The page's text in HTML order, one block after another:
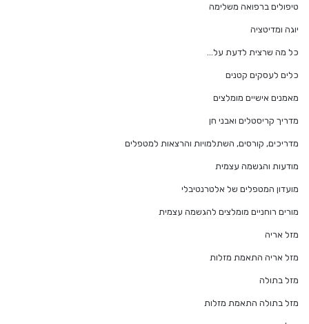
טיפולים ברפואה משלימה
יוגה ומדיטציה
כל מה שרצית לדעת על…
כלים לעסקים קטנים
מאמנים אישיים מומלצים
מדריך קריסטלים ואבני חן
מדריכים, קורסים, השתלמויות והרצאות למטפלים
מודעות והגשמה עצמית
מועדון המטפלים של אלטרנטיבלי
מורים רוחניים מומלצים להגשמה עצמית
מזל אריה
מזל אריה התאמת מזלות
מזל בתולה
מזל בתולה התאמת מזלות